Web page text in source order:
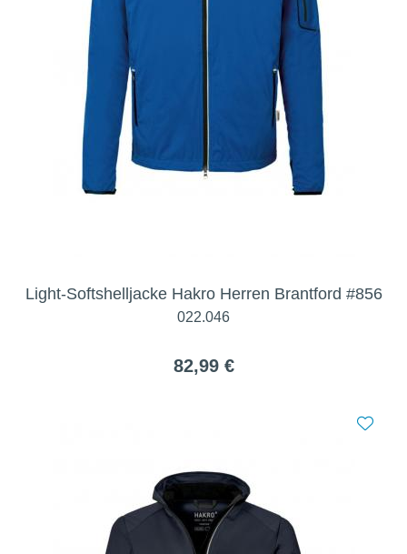
Light-Softshelljacke Hakro Herren Brantford #856
022.046
82,99 €